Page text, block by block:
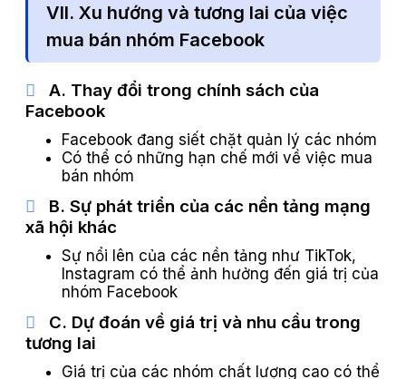
VII. Xu hướng và tương lai của việc
mua bán nhóm Facebook
A. Thay đổi trong chính sách của
Facebook
Facebook đang siết chặt quản lý các nhóm
Có thể có những hạn chế mới về việc mua
bán nhóm
B. Sự phát triển của các nền tảng mạng
xã hội khác
Sự nổi lên của các nền tảng như TikTok,
Instagram có thể ảnh hưởng đến giá trị của
nhóm Facebook
C. Dự đoán về giá trị và nhu cầu trong
tương lai
Giá trị của các nhóm chất lượng cao có thể